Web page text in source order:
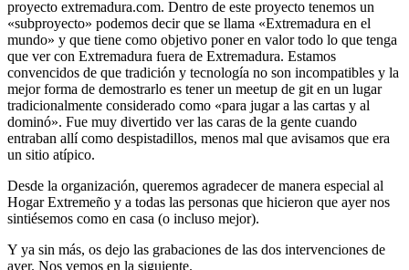
proyecto extremadura.com. Dentro de este proyecto tenemos un
«subproyecto» podemos decir que se llama «Extremadura en el
mundo» y que tiene como objetivo poner en valor todo lo que tenga
que ver con Extremadura fuera de Extremadura. Estamos
convencidos de que tradición y tecnología no son incompatibles y la
mejor forma de demostrarlo es tener un meetup de git en un lugar
tradicionalmente considerado como «para jugar a las cartas y al
dominó». Fue muy divertido ver las caras de la gente cuando
entraban allí como despistadillos, menos mal que avisamos que era
un sitio atípico.
Desde la organización, queremos agradecer de manera especial al
Hogar Extremeño y a todas las personas que hicieron que ayer nos
sintiésemos como en casa (o incluso mejor).
Y ya sin más, os dejo las grabaciones de las dos intervenciones de
ayer. Nos vemos en la siguiente.